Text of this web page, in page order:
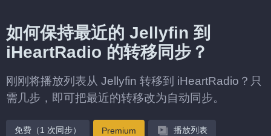
如何保持最近的 Jellyfin 到
iHeartRadio 的转移同步？
刚刚将播放列表从 Jellyfin 转移到 iHeartRadio？只
需几步，即可把最近的转移改为自动同步。
免费（1 次同步） Premium 播放列表